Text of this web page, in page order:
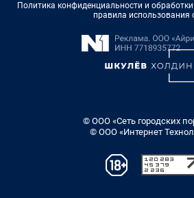
Политика конфиденциальности и
правила использования
© ООО «Сеть городских
© ООО «Интернет